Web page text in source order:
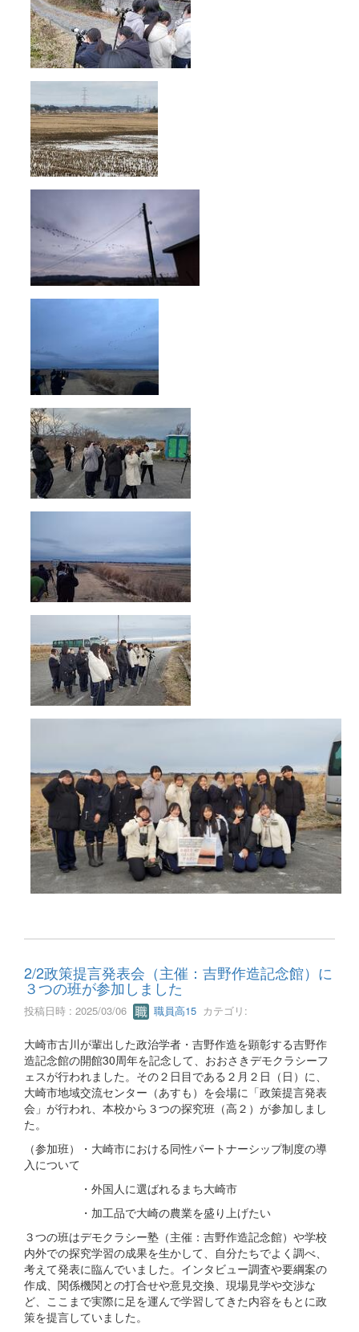
2/2政策提言発表会（主催：吉野作造記念館）に
３つの班が参加しました
投稿日時 : 2025/03/06 職員高15 カテゴリ:
大崎市古川が輩出した政治学者・吉野作造を顕彰する吉野作
造記念館の開館30周年を記念して、おおさきデモクラシーフ
ェスが行われました。その２日目である２月２日（日）に、
大崎市地域交流センター（あすも）を会場に「政策提言発表
会」が行われ、本校から３つの探究班（高２）が参加しまし
た。
（参加班）・大崎市における同性パートナーシップ制度の導
入について
・外国人に選ばれるまち大崎市
・加工品で大崎の農業を盛り上げたい
３つの班はデモクラシー塾（主催：吉野作造記念館）や学校
内外での探究学習の成果を生かして、自分たちでよく調べ、
考えて発表に臨んでいました。インタビュー調査や要綱案の
作成、関係機関との打合せや意見交換、現場見学や交渉な
ど、ここまで実際に足を運んで学習してきた内容をもとに政
策を提言していました。